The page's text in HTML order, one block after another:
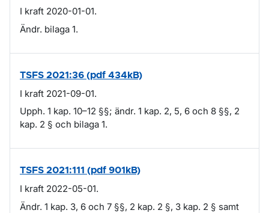
I kraft 2020-01-01.
Ändr. bilaga 1.
TSFS 2021:36 (pdf 434kB)
I kraft 2021-09-01.
Upph. 1 kap. 10–12 §§; ändr. 1 kap. 2, 5, 6 och 8 §§, 2
kap. 2 § och bilaga 1.
TSFS 2021:111 (pdf 901kB)
I kraft 2022-05-01.
Ändr. 1 kap. 3, 6 och 7 §§, 2 kap. 2 §, 3 kap. 2 § samt